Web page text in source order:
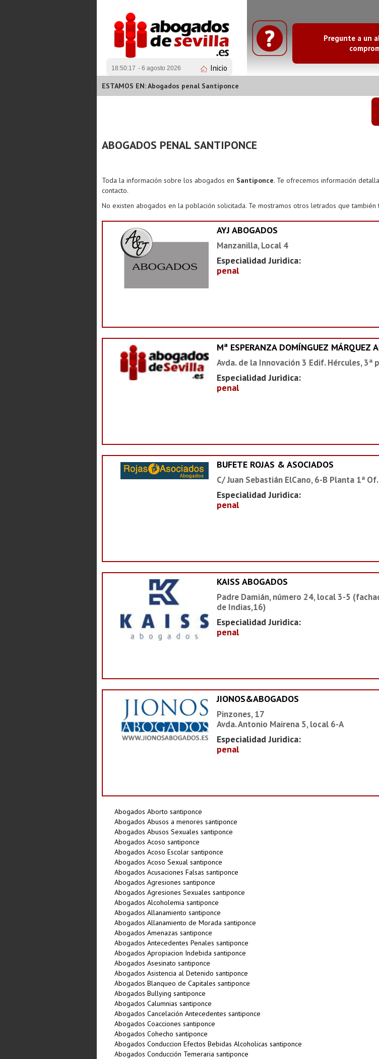
18:50:18 - 6 agosto 2026 Inicio
Pregunte a un
ESTAMOS EN: Abogados penal Santiponce
ABOGADOS PENAL SANTIPONCE
Toda la información sobre los abogados en Santiponce. Te ofrecemos información
contacto.
No existen abogados en la población solicitada. Te mostramos otros letrados que también
AYJ ABOGADOS
Manzanilla, Local 4
Especialidad Juridica:
penal
Mª ESPERANZA DOMÍNGUEZ MÁRQUEZ
Avda. de la Innovación 3 Edif. Hércules, 3ª
Especialidad Juridica:
penal
BUFETE ROJAS & ASOCIADOS
C/ Juan Sebastián ElCano, 6-B Planta 1ª
Especialidad Juridica:
penal
KAISS ABOGADOS
Padre Damián, número 24, local 3-5
de Indias,16)
Especialidad Juridica:
penal
JIONOS&ABOGADOS
Pinzones, 17
Avda. Antonio Mairena 5, local 6-A
Especialidad Juridica:
penal
Abogados Aborto santiponce
Abogados Abusos a menores santiponce
Abogados Abusos Sexuales santiponce
Abogados Acoso santiponce
Abogados Acoso Escolar santiponce
Abogados Acoso Sexual santiponce
Abogados Acusaciones Falsas santiponce
Abogados Agresiones santiponce
Abogados Agresiones Sexuales santiponce
Abogados Alcoholemia santiponce
Abogados Allanamiento santiponce
Abogados Allanamiento de Morada santiponce
Abogados Amenazas santiponce
Abogados Antecedentes Penales santiponce
Abogados Apropiacion Indebida santiponce
Abogados Asesinato santiponce
Abogados Asistencia al Detenido santiponce
Abogados Blanqueo de Capitales santiponce
Abogados Bullying santiponce
Abogados Calumnias santiponce
Abogados Cancelación Antecedentes santiponce
Abogados Coacciones santiponce
Abogados Cohecho santiponce
Abogados Conduccion Efectos Bebidas Alcoholicas santiponce
Abogados Conducción Temeraria santiponce